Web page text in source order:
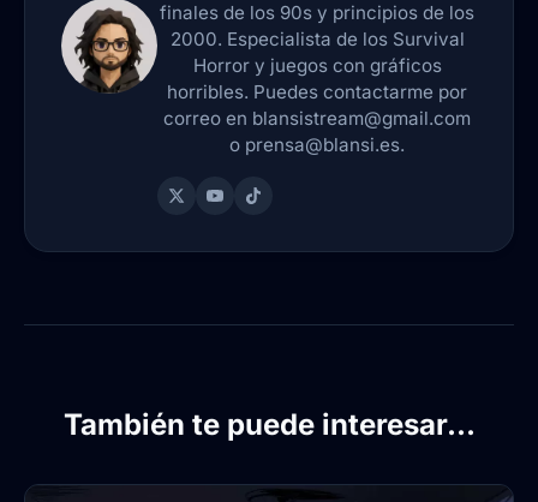
finales de los 90s y principios de los
2000. Especialista de los Survival
Horror y juegos con gráficos
horribles. Puedes contactarme por
correo en blansistream@gmail.com
o prensa@blansi.es.
También te puede interesar...